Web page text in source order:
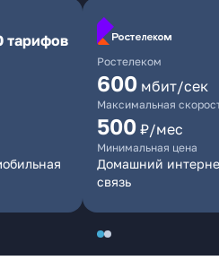
тарифов
Ростелеком
600 мбит/сек
Максимальная
500 ₽/мес
Минимальная цена
Домашний
связь